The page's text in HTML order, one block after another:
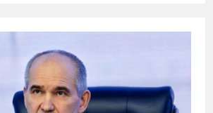
ΤΕΛΕΥΤΑΊΟ
ΤΟΥ
ΚΑΘΕΣΤΏΤΟΣ
ΤΟΥ
ΚΙΈΒΟΥ
ΣΤΟ
ΝΤΟΝΜΠΆΣ
ΕΊΝΑΙ